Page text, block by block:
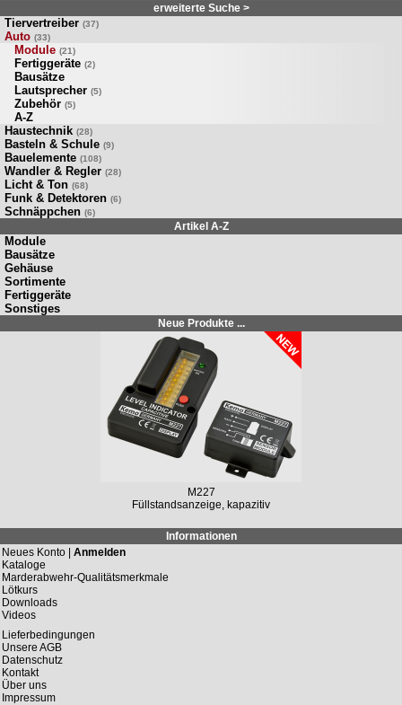
erweiterte Suche >
Tiervertreiber (37)
Auto (33)
Module (21)
Fertiggeräte (2)
Bausätze
Lautsprecher (5)
Zubehör (5)
A-Z
Haustechnik (28)
Basteln & Schule (9)
Bauelemente (108)
Wandler & Regler (28)
Licht & Ton (68)
Funk & Detektoren (6)
Schnäppchen (6)
Artikel A-Z
Module
Bausätze
Gehäuse
Sortimente
Fertiggeräte
Sonstiges
Neue Produkte ...
M149N
Solar-Laderegler 12 V/DC, 10 A / 20 A
Informationen
Neues Konto | Anmelden
Kataloge
Marderabwehr-Qualitätsmerkmale
Lötkurs
Downloads
Videos
Lieferbedingungen
Unsere AGB
Datenschutz
Kontakt
Über uns
Impressum